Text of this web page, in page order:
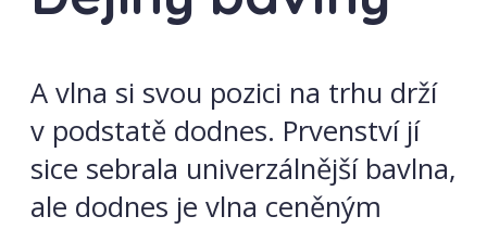
A vlna si svou pozici na trhu drží
v podstatě dodnes. Prvenství jí
sice sebrala univerzálnější bavlna,
ale dodnes je vlna ceněným